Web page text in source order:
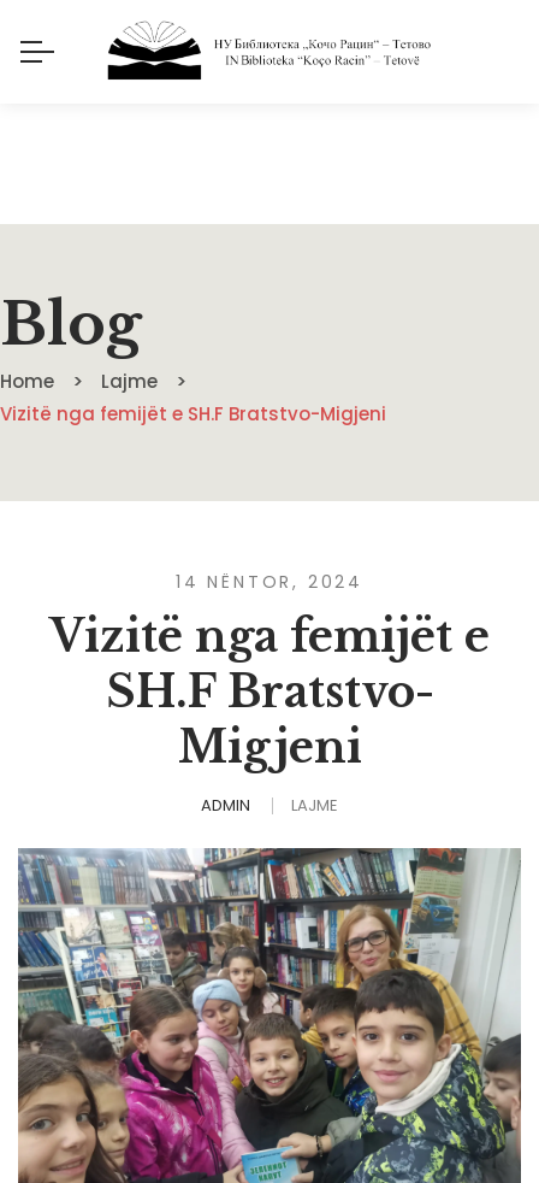
Blog
Home
Lajme
Vizitë nga femijët e SH.F Bratstvo-Migjeni
14 NËNTOR, 2024
Vizitë nga femijët e
SH.F Bratstvo-
Migjeni
ADMIN LAJME